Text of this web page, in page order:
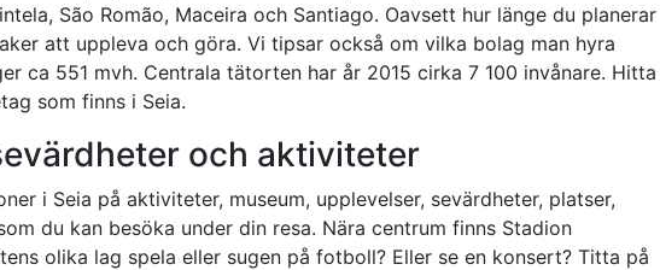
São Romão, Maceira och Santiago. Oavsett hur länge du planerar
att uppleva och göra. Vi tipsar också om vilka bolag man hyra
ca 551 mvh. Centrala tätorten har år 2015 cirka 7 100 invånare. Hitta
som finns i Seia.
och aktiviteter
i Seia på aktiviteter, museum, upplevelser, sevärdheter, platser,
du kan besöka under din resa. Nära centrum finns Stadion
olika lag spela eller sugen på fotboll? Eller se en konsert? Titta på